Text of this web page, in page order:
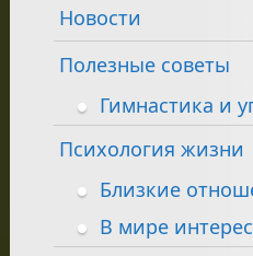
Новости
Полезные советы
Гимнастика и
Психология жизни
Близкие
В мире